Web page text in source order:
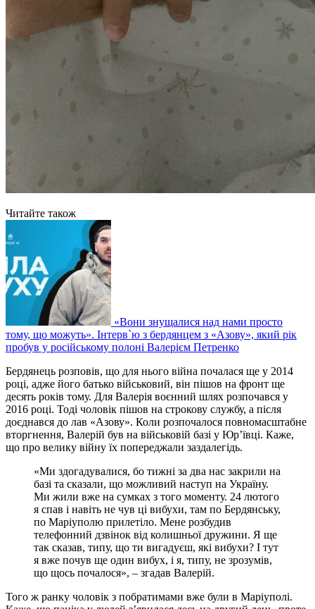
Читайте також
«Вони знущалися над нами просто
тому, що можуть». Інтерв`ю з бердянцем з «Азову», який рік
пробув у російському полоні Валерієм Петренко
Бердянець розповів, що для нього війна почалася ще у 2014
році, адже його батько військовий, він пішов на фронт ще
десять років тому. Для Валерія воєнний шлях розпочався у
2016 році. Тоді чоловік пішов на строкову службу, а після
доєднався до лав «Азову». Коли розпочалося повномасштабне
вторгнення, Валерій був на військовій базі у Юр’ївці. Каже,
що про велику війну їх попереджали заздалегідь.
«Ми здогадувалися, бо тижні за два нас закрили на
базі та сказали, що можливий наступ на Україну.
Ми жили вже на сумках з того моменту. 24 лютого
я спав і навіть не чув ці вибухи, там по Бердянську,
по Маріуполю прилетіло. Мене розбудив
телефонний дзвінок від колишньої дружини. Я ще
так сказав, типу, що ти вигадуєш, які вибухи? І тут
я вже почув ще один вибух, і я, типу, не зрозумів,
що щось почалося», – згадав Валерій.
Того ж ранку чоловік з побратимами вже були в Маріуполі.